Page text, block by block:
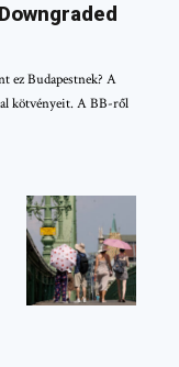
ez Budapestnek? A
kötvényeit. A BB-ről